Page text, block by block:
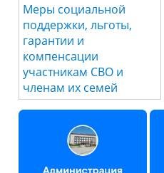
Меры социальной
поддержки, льготы,
гарантии и
компенсации
участникам СВО и
членам их семей